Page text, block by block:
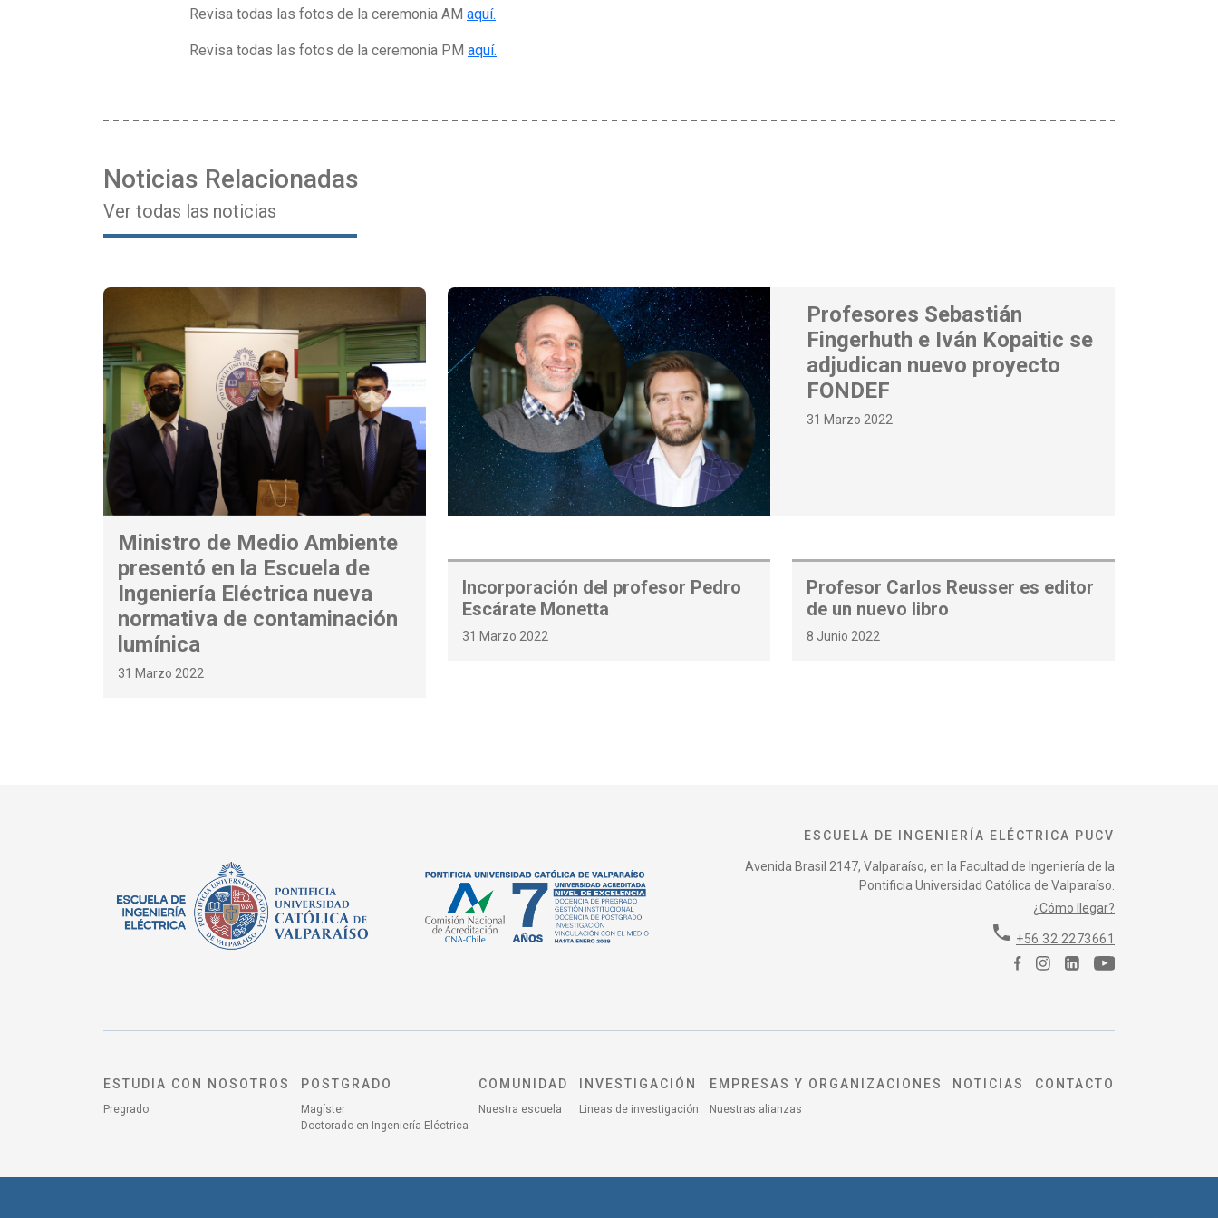
Revisa todas las fotos de la ceremonia AM aquí.
Revisa todas las fotos de la ceremonia PM aquí.
Noticias Relacionadas
Ver todas las noticias
Ministro de Medio Ambiente
presentó en la Escuela de
Ingeniería Eléctrica nueva
normativa de contaminación
lumínica
31 Marzo 2022
Profesores Sebastián
Fingerhuth e Iván Kopaitic se
adjudican nuevo proyecto
FONDEF
31 Marzo 2022
Incorporación del profesor Pedro
Escárate Monetta
31 Marzo 2022
Profesor Carlos Reusser es editor
de un nuevo libro
8 Junio 2022
ESCUELA DE INGENIERÍA ELÉCTRICA PUCV
Avenida Brasil 2147, Valparaíso, en la Facultad de Ingeniería de la
Pontificia Universidad Católica de Valparaíso.
¿Cómo llegar?
phone +56 32 2273661
ESTUDIA CON NOSOTROS
Pregrado
POSTGRADO
Magíster
Doctorado en Ingeniería Eléctrica
COMUNIDAD
Nuestra escuela
INVESTIGACIÓN
Lineas de investigación
EMPRESAS Y ORGANIZACIONES
Nuestras alianzas
NOTICIAS CONTACTO